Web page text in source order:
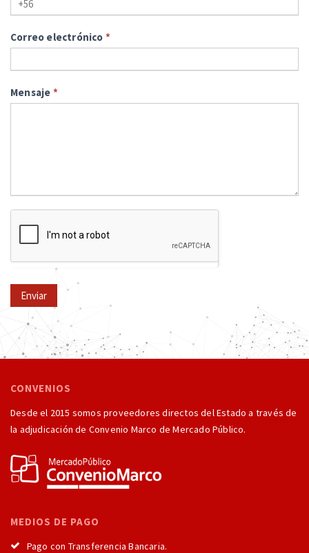
Correo electrónico *
Mensaje *
Enviar
CONVENIOS
Desde el 2015 somos proveedores directos del Estado a través de
la adjudicación de Convenio Marco de Mercado Público.
MEDIOS DE PAGO
Pago con Transferencia Bancaria.